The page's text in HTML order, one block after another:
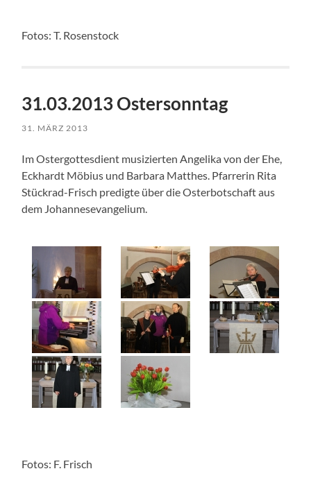
Fotos: T. Rosenstock
31.03.2013 Ostersonntag
31. MÄRZ 2013
Im Ostergottesdient musizierten Angelika von der Ehe,
Eckhardt Möbius und Barbara Matthes. Pfarrerin Rita
Stückrad-Frisch predigte über die Osterbotschaft aus
dem Johannesevangelium.
Fotos: F. Frisch